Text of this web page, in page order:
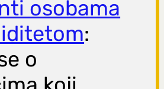
osobama
:
o